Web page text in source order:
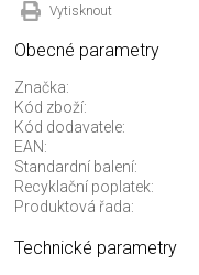
Vytisknout
Obecné parametry
Značka:
Kód zboží:
Kód dodavatele:
EAN:
Standardní balení:
Recyklační poplatek:
Produktová řada:
Technické parametry